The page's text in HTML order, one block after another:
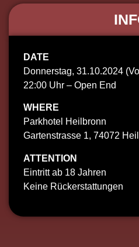
DATE
Donnerstag, 31.10.2024
22:00 Uhr – Open End
WHERE
Parkhotel Heilbronn
Gartenstrasse 1, 74072
ATTENTION
Eintritt ab 18 Jahren
Keine Rückerstattungen